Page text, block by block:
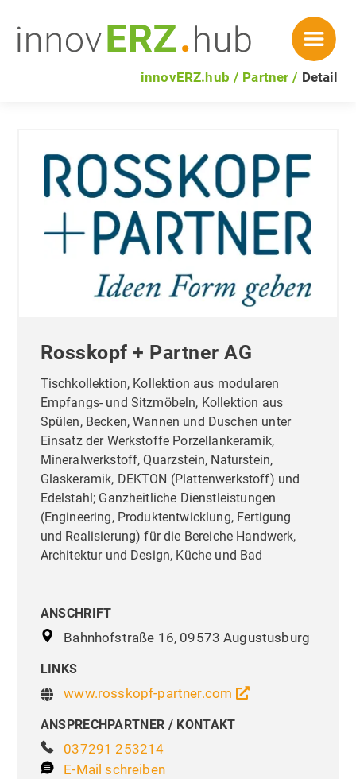
innovERZ.hub Partner Detail
Rosskopf + Partner AG
Tischkollektion, Kollektion aus modularen
Empfangs- und Sitzmöbeln, Kollektion aus
Spülen, Becken, Wannen und Duschen unter
Einsatz der Werkstoffe Porzellankeramik,
Mineralwerkstoff, Quarzstein, Naturstein,
Glaskeramik, DEKTON (Plattenwerkstoff) und
Edelstahl; Ganzheitliche Dienstleistungen
(Engineering, Produktentwicklung, Fertigung
und Realisierung) für die Bereiche Handwerk,
Architektur und Design, Küche und Bad
ANSCHRIFT
Bahnhofstraße 16, 09573 Augustusburg
LINKS
www.rosskopf-partner.com
ANSPRECHPARTNER / KONTAKT
037291 253214
E-Mail schreiben